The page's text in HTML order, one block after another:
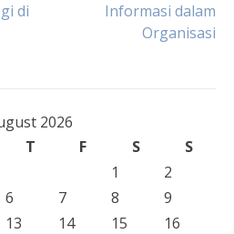
di
Informasi dalam
Organisasi
2026
T F S
S
1
2
6 7 8
9
13 14 15
16